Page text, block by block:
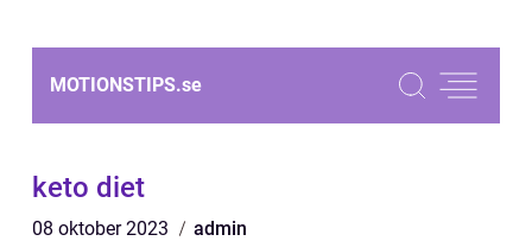
MOTIONSTIPS.se
keto diet
08 oktober 2023 admin